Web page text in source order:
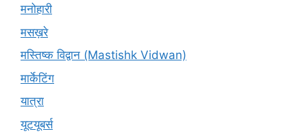
मनोहारी
मसख़रे
मस्तिष्क विद्वान (Mastishk Vidwan)
मार्केटिंग
यात्रा
यूटयूबर्स